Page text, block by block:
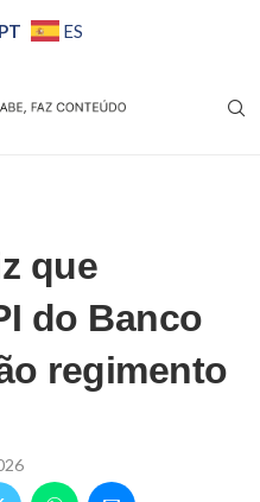
PT ES
que
do Banco
regimento